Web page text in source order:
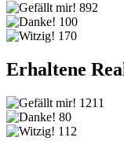
892
100
170
Erhaltene
1211
80
112